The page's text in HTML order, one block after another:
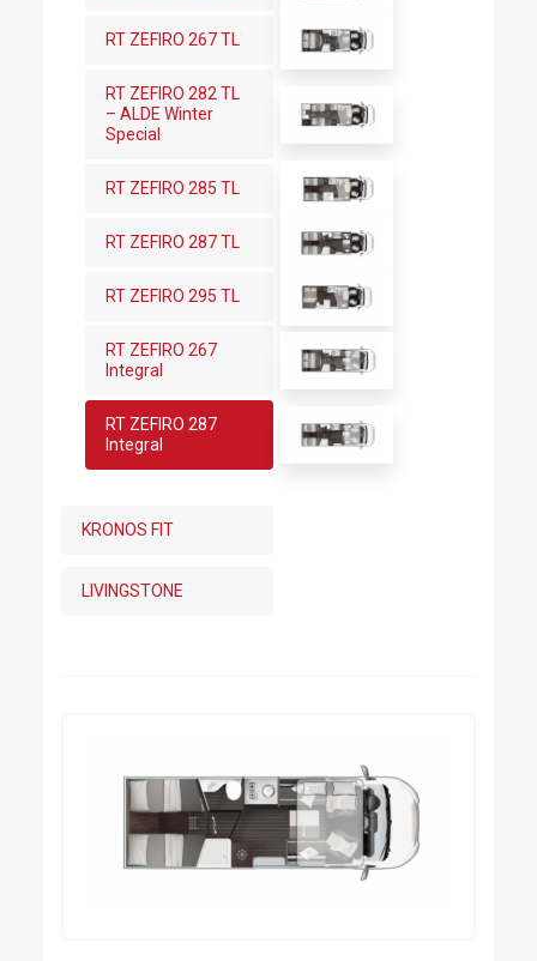
RT ZEFIRO 267 TL
RT ZEFIRO 282 TL
– ALDE Winter
Special
RT ZEFIRO 285 TL
RT ZEFIRO 287 TL
RT ZEFIRO 295 TL
RT ZEFIRO 267
Integral
RT ZEFIRO 287
Integral
KRONOS FIT
LIVINGSTONE